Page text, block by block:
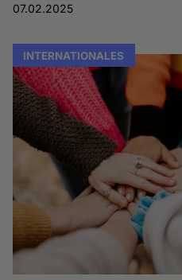
07.02.2025
INTERNATIONALES